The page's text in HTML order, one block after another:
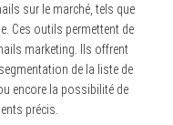
sur le marché, tels que
Ces outils permettent de
marketing. Ils offrent
de la liste de
encore la possibilité de
précis.